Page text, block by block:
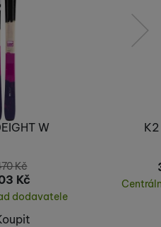
W
Kč
Kč
dodavatele